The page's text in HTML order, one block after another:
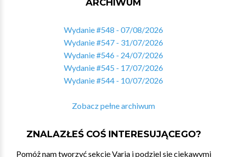
ARCHIWUM
Wydanie #548 - 07/08/2026
Wydanie #547 - 31/07/2026
Wydanie #546 - 24/07/2026
Wydanie #545 - 17/07/2026
Wydanie #544 - 10/07/2026
Zobacz pełne archiwum
ZNALAZŁEŚ COŚ INTERESUJĄCEGO?
Pomóż nam tworzyć sekcję Varia i podziel się ciekawymi